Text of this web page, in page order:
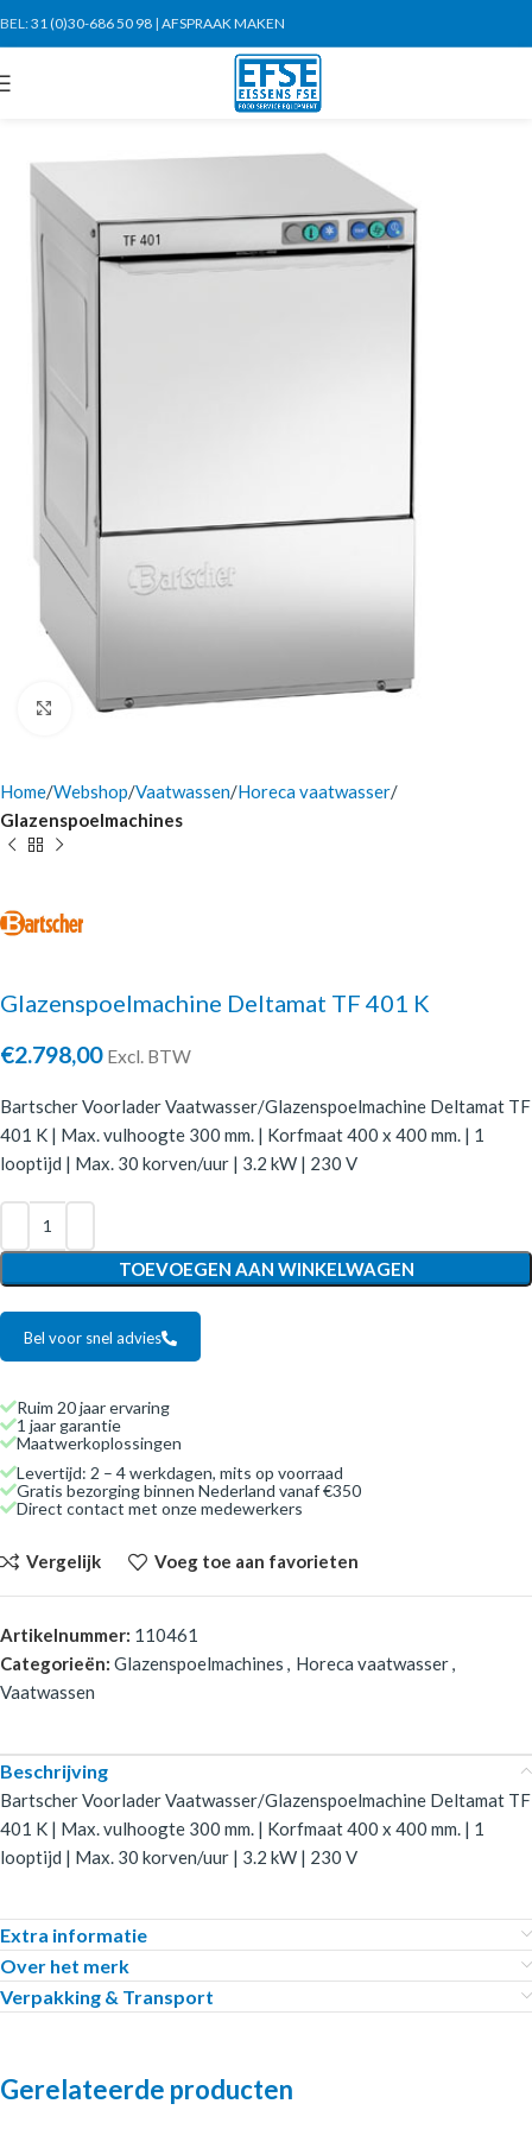
BEL:31 (0)30-686 50 98 | AFSPRAAK MAKEN
Click to enlarge
Home Webshop Vaatwassen Horeca vaatwasser
Glazenspoelmachines
Glazenspoelmachine Deltamat TF 401 K
€2.798,00 Excl. BTW
Bartscher Voorlader Vaatwasser/Glazenspoelmachine Deltamat TF
401 K | Max. vulhoogte 300 mm. | Korfmaat 400 x 400 mm. | 1
looptijd | Max. 30 korven/uur | 3.2 kW | 230 V
TOEVOEGEN AAN WINKELWAGEN
Bel voor snel advies
Ruim 20 jaar ervaring
1 jaar garantie
Maatwerkoplossingen
Levertijd: 2 – 4 werkdagen, mits op voorraad
Gratis bezorging binnen Nederland vanaf €350
Direct contact met onze medewerkers
Vergelijk Voeg toe aan favorieten
Artikelnummer: 110461
Categorieën: Glazenspoelmachines , Horeca vaatwasser,
Vaatwassen
Beschrijving
Bartscher Voorlader Vaatwasser/Glazenspoelmachine Deltamat TF
401 K | Max. vulhoogte 300 mm. | Korfmaat 400 x 400 mm. | 1
looptijd | Max. 30 korven/uur | 3.2 kW | 230 V
Extra informatie
Over het merk
Verpakking & Transport
Gerelateerde producten